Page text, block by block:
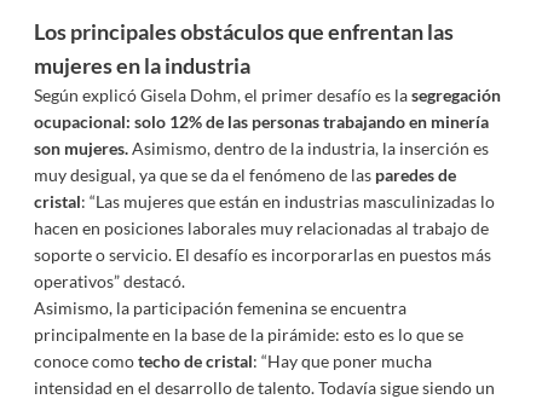
Los principales obstáculos que enfrentan las
mujeres en la industria
Según explicó Gisela Dohm, el primer desafío es lasegregación
ocupacional: solo 12% de las personas trabajando en minería
son mujeres.Asimismo, dentro de la industria, la inserción es
muy desigual, ya que se da el fenómeno de las paredes de
cristal: “Las mujeres que están en industrias masculinizadas lo
hacen en posiciones laborales muy relacionadas al trabajo de
soporte o servicio. El desafío es incorporarlas en puestos más
operativos” destacó.
Asimismo, la participación femenina se encuentra
principalmente en la base de la pirámide: esto es lo que se
conoce comotecho de cristal: “Hay que poner mucha
intensidad en el desarrollo de talento. Todavía sigue siendo un